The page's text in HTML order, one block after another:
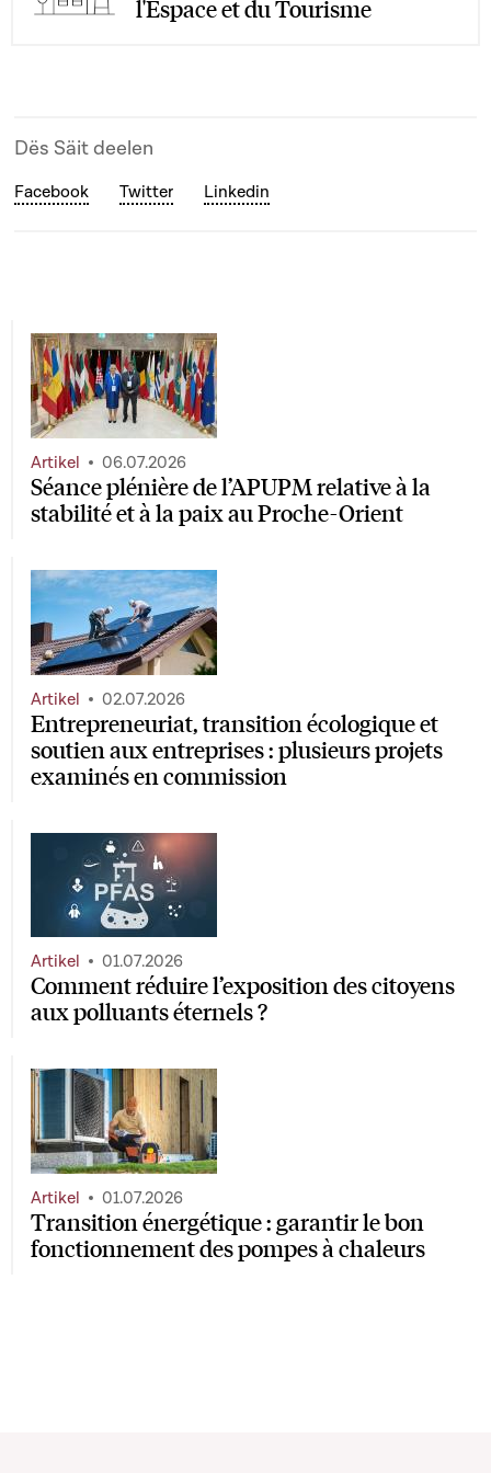
l'Espace et du Tourisme
Dës Säit deelen
Facebook Twitter Linkedin
Séance plénière de l’APUPM relative à la
stabilité et à la paix au Proche-Orient
Artikel 06.07.2026
Entrepreneuriat, transition écologique et
soutien aux entreprises : plusieurs projets
examinés en commission
Artikel 02.07.2026
Comment réduire l’exposition des citoyens
aux polluants éternels ?
Artikel 01.07.2026
Transition énergétique : garantir le bon
fonctionnement des pompes à chaleurs
Artikel 01.07.2026